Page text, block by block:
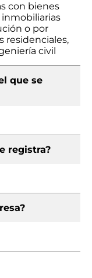
con bienes
o por
residenciales,
civil
que se
registra?